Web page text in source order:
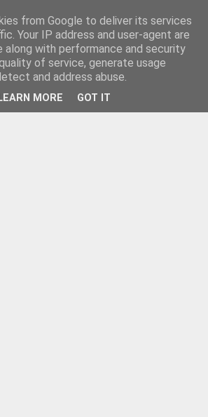
from Google to deliver its services
Your IP address and user-agent are
along with performance and security
of service, generate usage
and address abuse.
LEARN MORE GOT IT